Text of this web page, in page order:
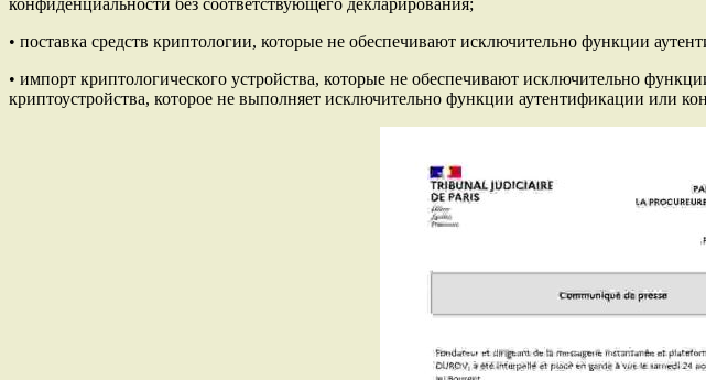
• поставка средств криптологии, которые не обеспечивают исключительно функции
• импорт криптологического устройства, которые не обеспечивают исключительно
криптоустройства, которое не выполняет исключительно функции аутентификации или